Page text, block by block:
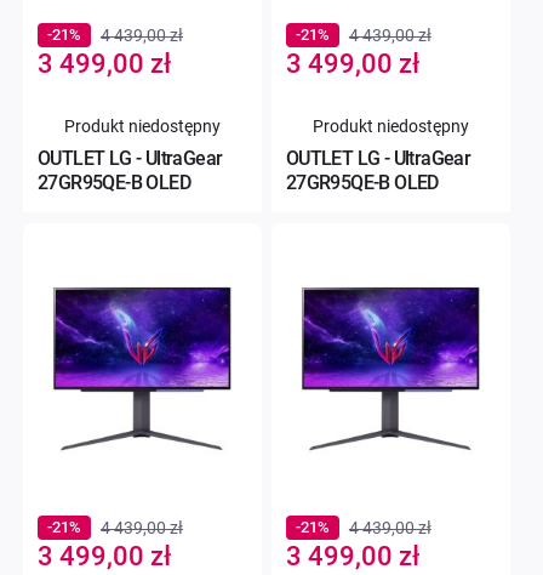
OUTLET LG - UltraGear
27GR95QE-B OLED
Special
Price
3 499,00 zł
-21% 4 439,00 zł
Produkt niedostępny
OUTLET LG - UltraGear
27GR95QE-B OLED
Special
Price
3 499,00 zł
-21% 4 439,00 zł
Produkt niedostępny
Special
Price
3 499,00 zł
-21% 4 439,00 zł
Special
Price
3 499,00 zł
-21% 4 439,00 zł